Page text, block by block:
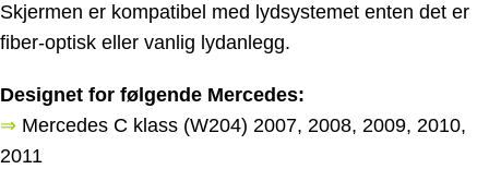
Skjermen er kompatibel med lydsystemet enten det er
fiber-optisk eller vanlig lydanlegg.
Designet for følgende Mercedes:
⇒ Mercedes C klass (W204) 2007, 2008, 2009, 2010,
2011